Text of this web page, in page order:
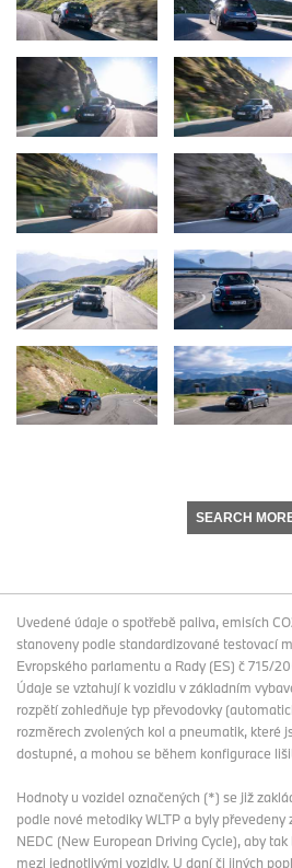
SEARCH
Uvedené údaje o spotřebě paliva, emisích
stanoveny podle standardizované testovací
Evropského parlamentu a Rady (ES) č 715/
Údaje se vztahují k vozidlu v základním
rozpětí zohledňuje typ převodovky
rozměrech zvolených kol a pneumatik, které
dostupné, a mohou se během konfigurace
Hodnoty u vozidel označených (*) se již
podle nové metodiky WLTP a byly
NEDC (New European Driving Cycle), aby
mezi jednotlivými vozidly. U daní či jiných